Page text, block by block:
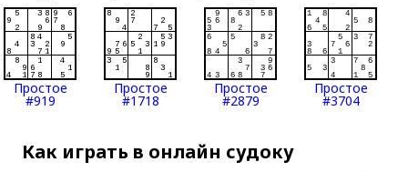
Простое
#919
Простое
#1718
Простое
#2879
Простое
#3704
Как играть в онлайн судоку